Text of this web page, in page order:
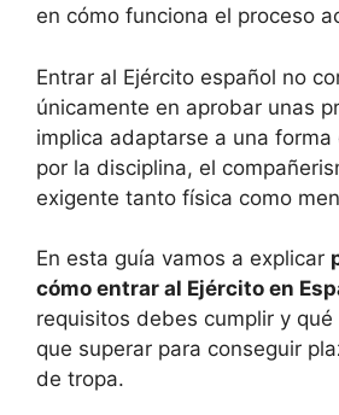
en cómo funciona el proceso
Entrar al Ejército español no
únicamente en aprobar unas
implica adaptarse a una
por la disciplina, el
exigente tanto física como
En esta guía vamos a explicar
cómo entrar al Ejército en
requisitos debes cumplir y
que superar para conseguir
de tropa.